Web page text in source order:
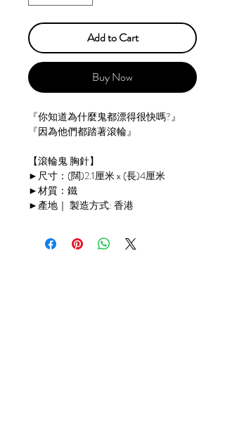
Add to Cart
Buy Now
『你知道為什麼鬼都漂得很快嗎?』
『因為他們都踏著滾輪』
【滾輪鬼 胸針】
►尺寸：(闊)2.1厘米 x (長)4厘米
►材質：鐵
►產地｜ 製造方式: 香港